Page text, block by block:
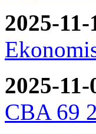
2025-11-
2025-11-
CBA 69